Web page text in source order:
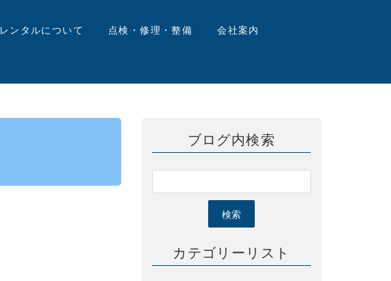
レンタルについて 点検・修理・整備
会社案内
ブログ内検索
カテゴリーリスト